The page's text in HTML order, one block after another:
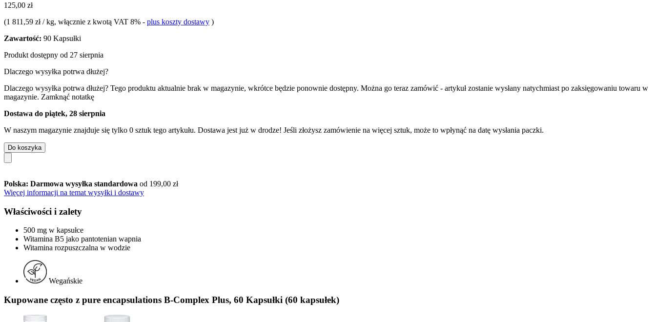
125,00 zł
(1 811,59 zł / kg, włącznie z kwotą VAT 8% - plus koszty dostawy )
Zawartość: 90 Kapsułki
Produkt dostępny od 27 sierpnia
Dlaczego wysyłka potrwa dłużej?
Dlaczego wysyłka potrwa dłużej? Tego produktu aktualnie brak w magazynie, wkrótce będzie ponownie dostępny. Można go teraz zamówić - artykuł zostanie wysłany natychmiast po zaksięgowaniu towaru w
magazynie. Zamknąć notatkę
Dostawa do piątek, 28 sierpnia
W naszym magazynie znajduje się tylko 0 sztuk tego artykułu. Dostawa jest już w drodze! Jeśli złożysz zamówienie na więcej sztuk, może to wpłynąć na datę wysłania paczki.
Do koszyka
Polska: Darmowa wysyłka standardowa od 199,00 zł
Więcej informacji na temat wysyłki i dostawy
Właściwości i zalety
500 mg w kapsułce
Witamina B5 jako pantotenian wapnia
Witamina rozpuszczalna w wodzie
Wegańskie
Kupowane często z pure encapsulations B-Complex Plus, 60 Kapsułki (60 kapsułek)